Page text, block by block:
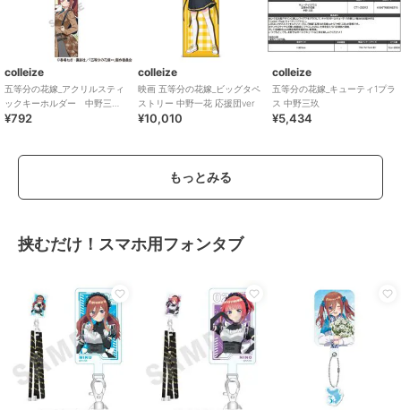
colleize
五等分の花嫁_アクリルスティ
ックキーホルダー 中野三
玖 カレッジスタイル
¥792
colleize
映画 五等分の花嫁_ビッグタペ
ストリー 中野一花 応援団ver
¥10,010
colleize
五等分の花嫁_キューティ1プラ
ス 中野三玖
¥5,434
もっとみる
挟むだけ！スマホ用フォンタブ